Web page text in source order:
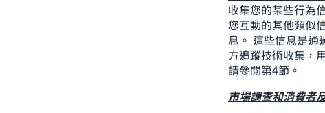
收集您的某些行為
您互動的其他類似
息。 這些信息是通
方追蹤技術收集，
請參閱第4節。
市場調查和消費者